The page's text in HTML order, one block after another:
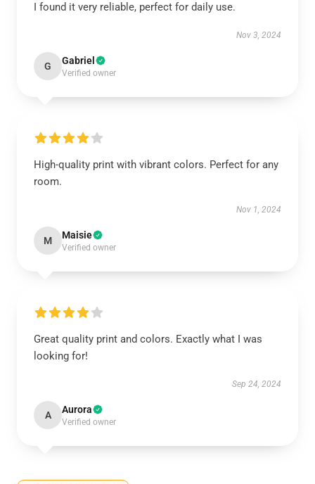
I found it very reliable, perfect for daily use.
Nov 3, 2024
G Gabriel
Verified owner
High-quality print with vibrant colors. Perfect for any
room.
Nov 1, 2024
M Maisie
Verified owner
Great quality print and colors. Exactly what I was
looking for!
Sep 24, 2024
A Aurora
Verified owner